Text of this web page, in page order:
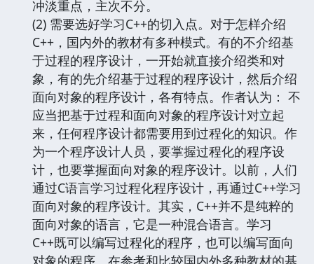
冲淡重点，主次不分。
(2) 需要选好学习C++的切入点。对于怎样介绍
C++，国内外的教材有多种模式。有的不介绍基
于过程的程序设计，一开始就直接介绍类和对
象，有的先介绍基于过程的程序设计，然后介绍
面向对象的程序设计，各有特点。作者认为： 不
应当把基于过程和面向对象的程序设计对立起
来，任何程序设计都需要用到过程化的知识。作
为一个程序设计人员，要掌握过程化的程序设
计，也要掌握面向对象的程序设计。以前，人们
通过C语言学习过程化程序设计，再通过C++学习
面向对象的程序设计。其实，C++并不是纯粹的
面向对象的语言，它是一种混合语言。学习
C++既可以编写过程化的程序，也可以编写面向
对象的程序。在参考和比较国内外多种教材的基